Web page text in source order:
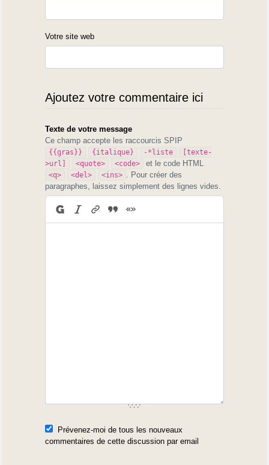
Votre site web
Ajoutez votre commentaire ici
Texte de votre message
Ce champ accepte les raccourcis SPIP
{{gras}} {italique} -*liste
[texte-
>url]
<quote> <code> et le code HTML
<q> <del> <ins>
. Pour créer des
paragraphes, laissez simplement des lignes vides.
Prévenez-moi de tous les nouveaux
commentaires de cette discussion par email